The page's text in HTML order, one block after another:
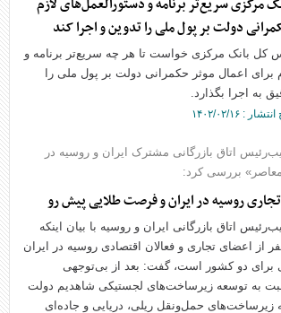
دولت بر پول ملی را تدوین و اجرا کند
کل بانک مرکزی خواست تا هر چه سریع‌تر برنامه و
برای اعمال موثر حکمرانی دولت بر پول ملی را
به اجرا بگذارد.
اتاق بازرگانی مشترک ایران و روسیه در
بررسی کرد:
روسیه در ایران و فرصت طلایی پیش رو
اتاق بازرگانی ایران و روسیه با بیان اینکه
بیش از 100 نفر از اعضای تجاری و فعالان اقتصادی روسیه در ایران
برای دو کشور است، گفت: بعد از بی‌توجهی
به توسعه زیرساخت‌های لجستیکی شاهدیم دولت
زیرساخت‌های حمل‌ونقل ریلی، دریایی و جاده‌ای